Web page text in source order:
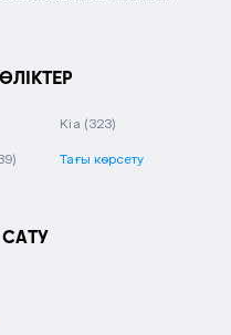
Kia (323)
Тағы көрсету